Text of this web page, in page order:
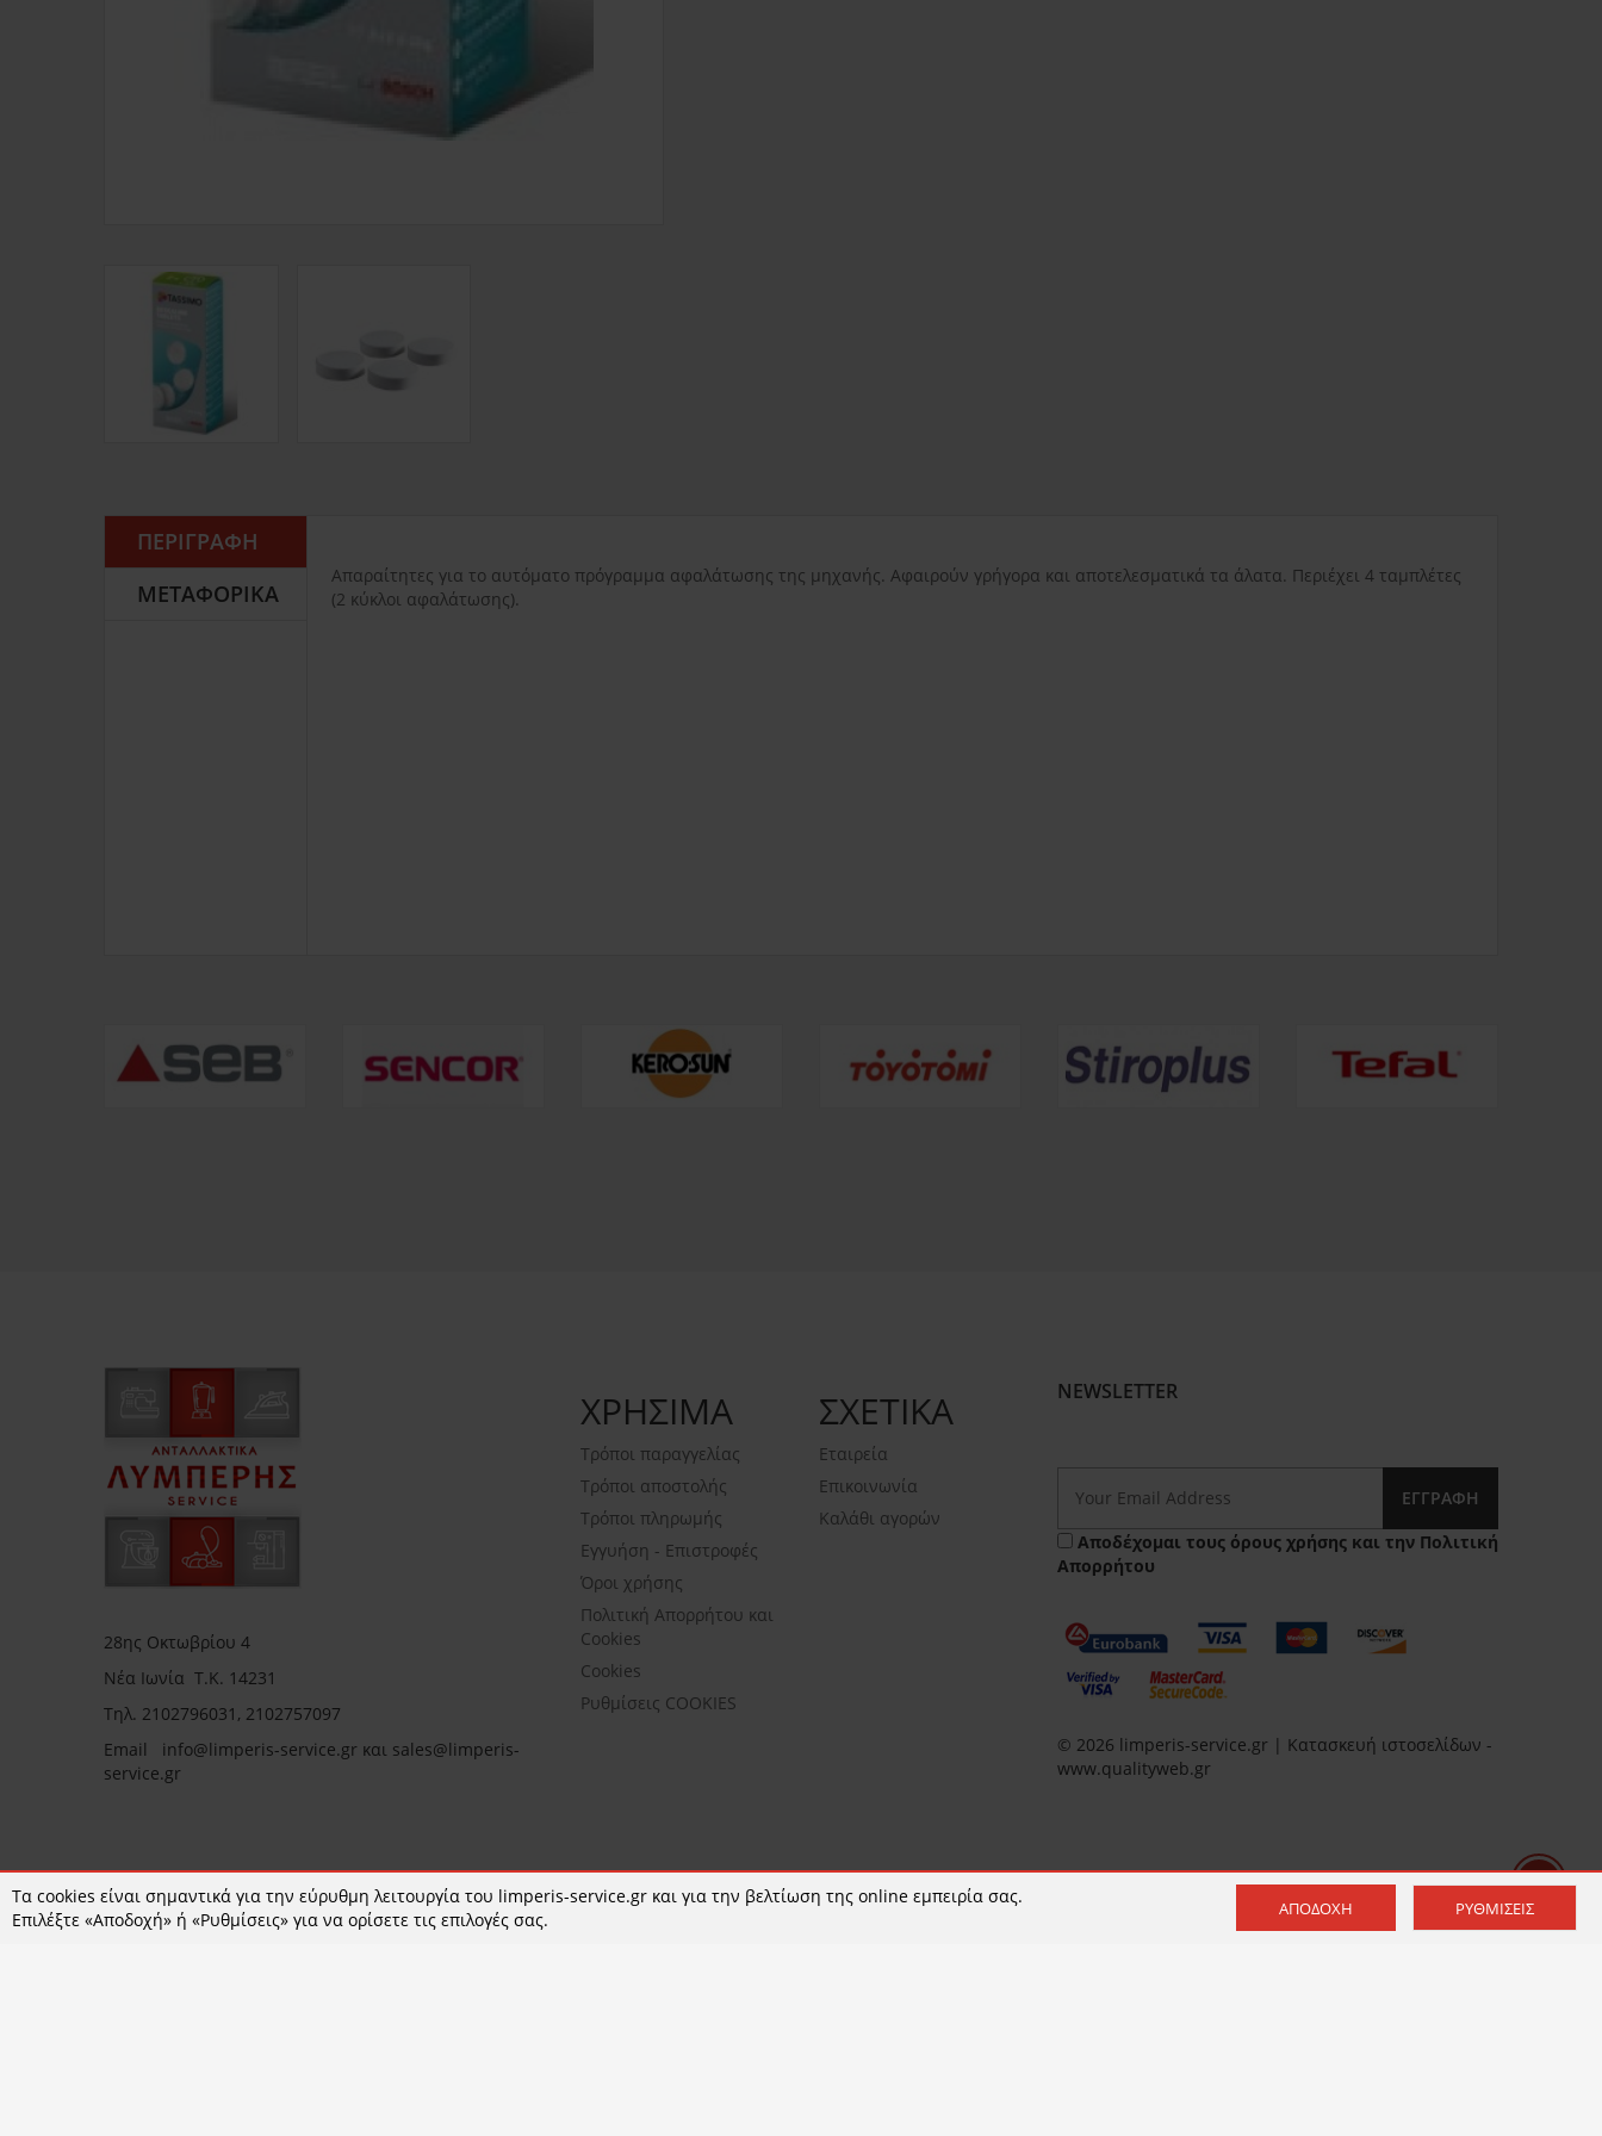
ΠΕΡΙΓΡΑΦΉ
ΜΕΤΑΦΟΡΙΚΆ
Απαραίτητες για το αυτόματο πρόγραμμα αφαλάτωσης της μηχανής. Αφαιρούν γρήγορα και αποτελεσματικά τα άλατα. Περιέχει 4 ταμπλέτες
(2 κύκλοι αφαλάτωσης).
3.50€
28ης Οκτωβρίου 4
Νέα Ιωνία Τ.Κ. 14231
Τηλ. 2102796031, 2102757097
Email info@limperis-service.gr και sales@limperis-
service.gr
Ωράριο καταστήματος:
ΧΡΗΣΙΜΑ
Τρόποι παραγγελίας
Τρόποι αποστολής
Τρόποι πληρωμής
Εγγυήση - Επιστροφές
Όροι χρήσης
Πολιτική Απορρήτου και
Cookies
Cookies
Ρυθμίσεις COOKIES
ΣΧΕΤΙΚΑ
Εταιρεία
Επικοινωνία
Καλάθι αγορών
NEWSLETTER
ΕΓΓΡΑΦΉ
Αποδέχομαι τους όρους χρήσης και την Πολιτική
Απορρήτου
© 2026 limperis-service.gr | Κατασκευή ιστοσελίδων -
www.qualityweb.gr
Τα cookies είναι σημαντικά για την εύρυθμη λειτουργία του limperis-service.gr και για την βελτίωση της online εμπειρία σας.
Επιλέξτε «Αποδοχή» ή «Ρυθμίσεις» για να ορίσετε τις επιλογές σας.
ΑΠΟΔΟΧΉ ΡΥΘΜΊΣΕΙΣ